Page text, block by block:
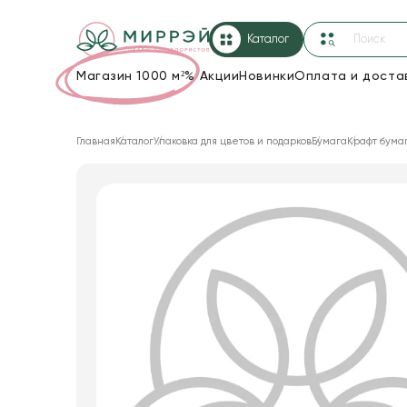
Каталог
Магазин 1000 м²%Акции НовинкиОплата и
Декор для дома
Товары для флористов
Пакеты для цветов и подарков
Главная КаталогУпаковка для цветов и подарковБумага Крафт